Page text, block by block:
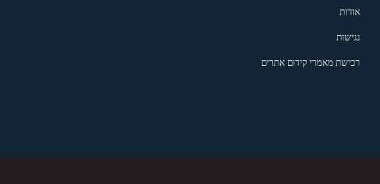
אודות
נגישות
רכישת מאמרי קידום אתרים